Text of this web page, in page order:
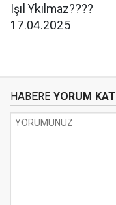
Işıl Ykılmaz????
17.04.2025
HABERE YORUM KAT